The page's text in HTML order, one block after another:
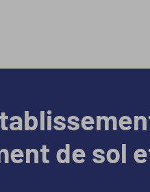
de sol